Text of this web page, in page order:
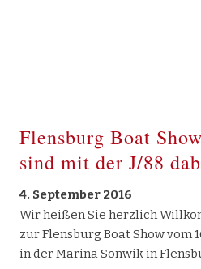
Flensburg Boat
sind mit der J/88
4. September 2016
Wir heißen Sie herzlich
zur Flensburg Boat Show vom
in der Marina Sonwik in